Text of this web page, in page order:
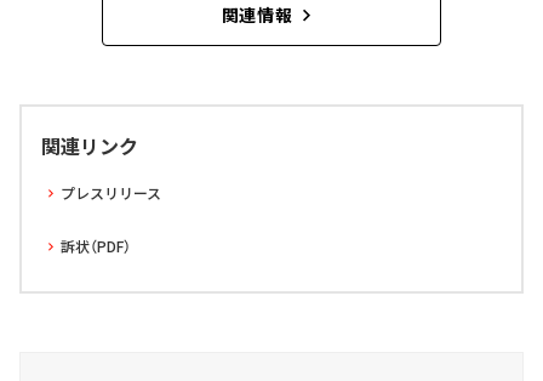
関連情報
関連リンク
プレスリリース
訴状（PDF）